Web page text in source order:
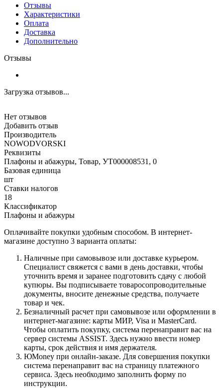
Отзывы
Характеристики
Оплата
Доставка
Дополнительно
Отзывы
Загрузка отзывов...
Нет отзывов
Добавить отзыв
Производитель
NOWODVORSKI
Реквизиты
Плафоны и абажуры, Товар, УТ000008531, 0
Базовая единица
шт
Ставки налогов
18
Классификатор
Плафоны и абажуры
Оплачивайте покупки удобным способом. В интернет-
магазине доступно 3 варианта оплаты:
Наличные при самовывозе или доставке курьером.
Специалист свяжется с вами в день доставки, чтобы
уточнить время и заранее подготовить сдачу с любой
купюры. Вы подписываете товаросопроводительные
документы, вносите денежные средства, получаете
товар и чек.
Безналичный расчет при самовывозе или оформлении в
интернет-магазине: карты МИР, Visa и MasterCard.
Чтобы оплатить покупку, система перенаправит вас на
сервер системы ASSIST. Здесь нужно ввести номер
карты, срок действия и имя держателя.
ЮMoney при онлайн-заказе. Для совершения покупки
система перенаправит вас на страницу платежного
сервиса. Здесь необходимо заполнить форму по
инструкции.